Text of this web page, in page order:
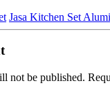
Jasa Kitchen Set
not be published.